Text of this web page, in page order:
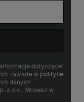
informacje dotyczące
zawarte w polityce
danych
z o.o.. Możesz w